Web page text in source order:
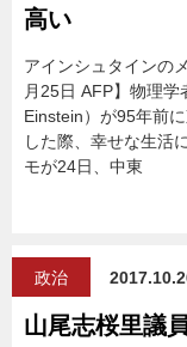
高い
アインシュタインの
月25日 AFP】物理
Einstein）が95年前
した際、幸せな生活
モが24日、中東
政治
山尾志桜里議